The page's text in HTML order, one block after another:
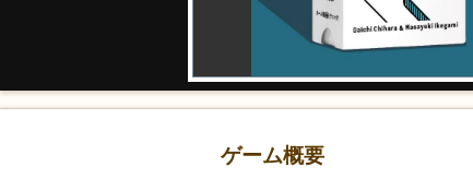
ゲーム概要